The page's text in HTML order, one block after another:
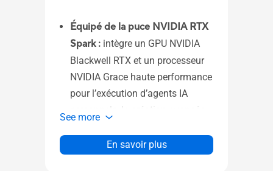
Équipé de la puce NVIDIA RTX
Spark : intègre un GPU NVIDIA
Blackwell RTX et un processeur
NVIDIA Grace haute performance
pour l’exécution d’agents IA
personnels, la création avancée
Conception thermique d’élite :
See more
En savoir plus